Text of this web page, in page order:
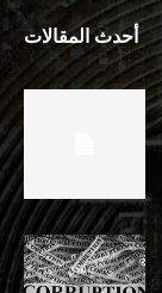
أحدث المقالات